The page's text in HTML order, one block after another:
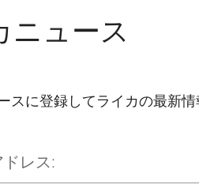
ニュース
スに登録してライカの最新